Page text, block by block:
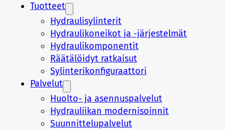
Tuotteet
Hydraulisylinterit
Hydraulikoneikot ja -järjestelmät
Hydraulikomponentit
Räätälöidyt ratkaisut
Sylinterikonfiguraattori
Palvelut
Huolto- ja asennuspalvelut
Hydrauliikan modernisoinnit
Suunnittelupalvelut